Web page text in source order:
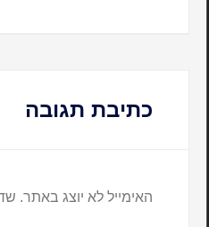
כתיבת תגובה
האימייל לא יוצג באתר.